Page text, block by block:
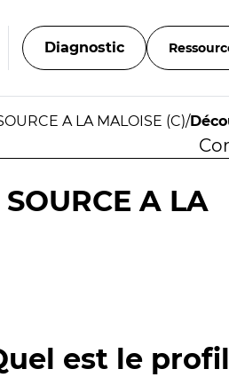
Diagnostic
A LA MALOISE (C)/
A LA
est le